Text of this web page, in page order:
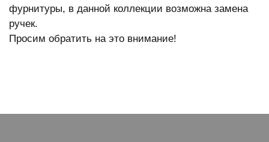
фурнитуры, в данной коллекции возможна замена
ручек.
Просим обратить на это внимание!